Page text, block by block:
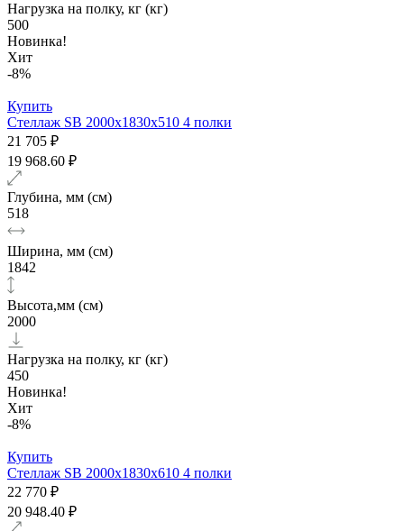
Нагрузка на полку, кг (кг)
500
Новинка!
Хит
-8%
Купить
Стеллаж SB 2000x1830x510 4 полки
21 705 ₽
19 968.60 ₽
Глубина, мм (см)
518
Ширина, мм (см)
1842
Высота,мм (см)
2000
Нагрузка на полку, кг (кг)
450
Новинка!
Хит
-8%
Купить
Стеллаж SB 2000x1830x610 4 полки
22 770 ₽
20 948.40 ₽